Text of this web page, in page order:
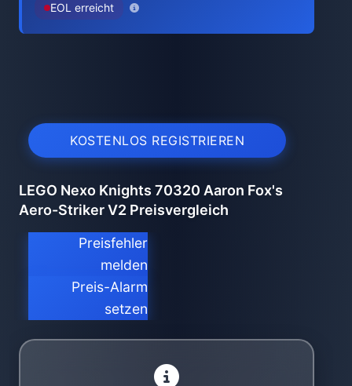
EOL erreicht
KOSTENLOS REGISTRIEREN
LEGO Nexo Knights 70320 Aaron Fox's
Aero-Striker V2 Preisvergleich
Preisfehler
melden
Preis-Alarm
setzen